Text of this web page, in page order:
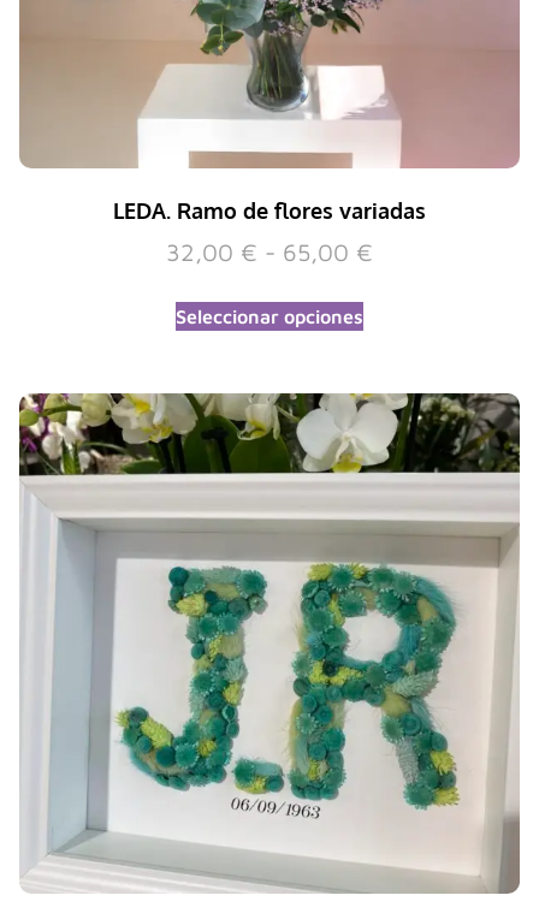
LEDA. Ramo de flores variadas
32,00 € - 65,00 €
Seleccionar opciones